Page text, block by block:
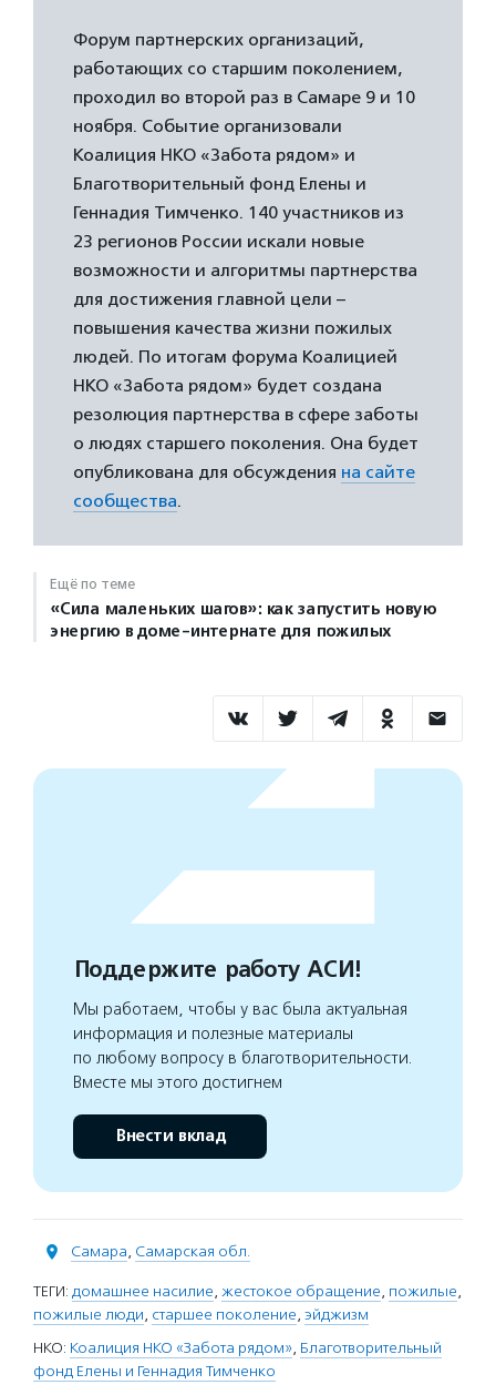
Форум партнерских организаций,
работающих со старшим поколением,
проходил во второй раз в Самаре 9 и 10
ноября. Событие организовали
Коалиция НКО «Забота рядом» и
Благотворительный фонд Елены и
Геннадия Тимченко. 140 участников из
23 регионов России искали новые
возможности и алгоритмы партнерства
для достижения главной цели –
повышения качества жизни пожилых
людей. По итогам форума Коалицией
НКО «Забота рядом» будет создана
резолюция партнерства в сфере заботы
о людях старшего поколения. Она будет
опубликована для обсуждения на сайте
сообщества.
Ещё по теме
«Сила маленьких шагов»: как запустить новую
энергию в доме-интернате для пожилых
Поддержите работу АСИ!
Мы работаем, чтобы у вас была актуальная
информация и полезные материалы
по любому вопросу в благотворительности.
Вместе мы этого достигнем
Внести вклад
Самара, Самарская обл.
ТЕГИ: домашнее насилие, жестокое обращение, пожилые,
пожилые люди, старшее поколение, эйджизм
НКО: Коалиция НКО «Забота рядом», Благотворительный
фонд Елены и Геннадия Тимченко